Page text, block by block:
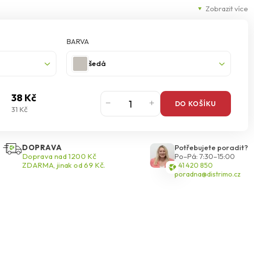
Zobrazit více
spoje. Výhodou je jednoduchá aplikace, trvale pružný materiál, který je
BARVA
šedá
38 Kč
31 Kč
DO KOŠÍKU
DOPRAVA
Doprava nad 1200 Kč
ZDARMA, jinak od 69 Kč.
Potřebujete poradit?
Po–Pá: 7:30–15:00
541 420 850
poradna@distrimo.cz